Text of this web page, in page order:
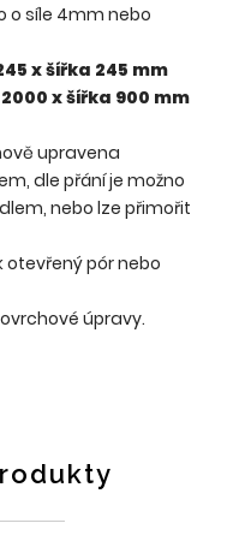
o síle 4mm nebo
x šířka 245 mm
x šířka 900 mm
upravena
dle přání je možno
nebo lze přimořit
otevřený pór nebo
úpravy.